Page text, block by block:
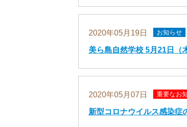
2020年05月19日 お知らせ
美ら島自然学校 5月21日（
2020年05月07日 重要なお
新型コロナウイルス感染症